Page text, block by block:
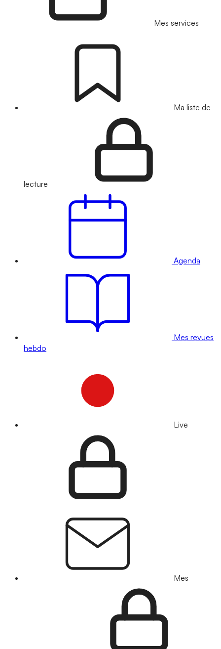
Mes services
Ma liste de
lecture
Agenda
Mes revues
hebdo
Live
Mes